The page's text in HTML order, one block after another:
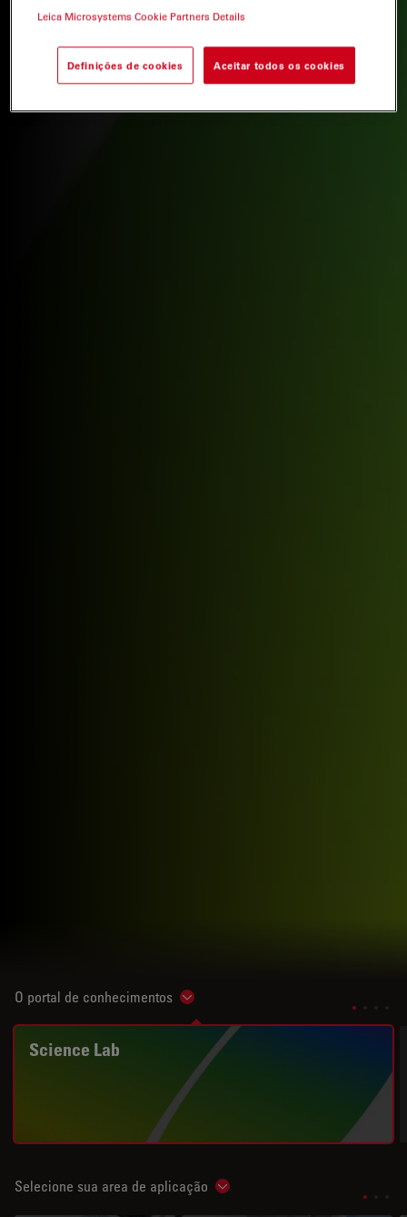
O portal de conhecimentos Show subnavigation
Science Lab
Selecione sua area de aplicação Show subnavigation
Leica Microsystems Cookie Partners Details
Definições de cookies Aceitar todos os cookies